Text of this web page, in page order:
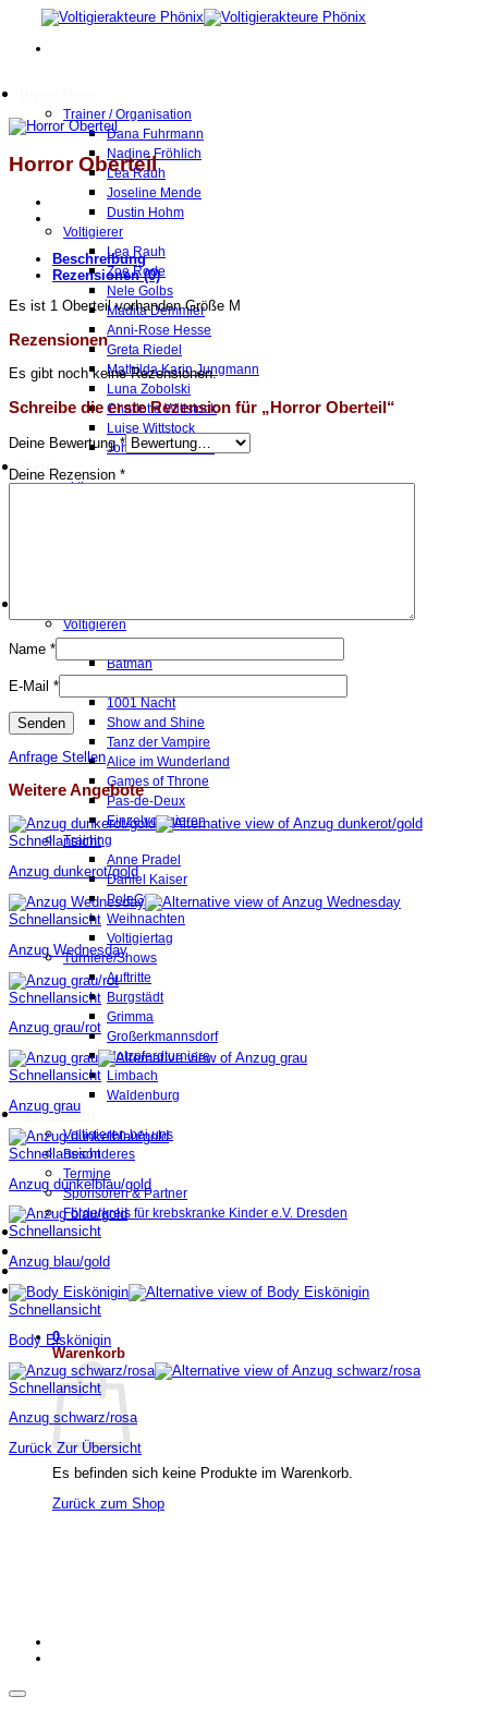
springen
Trainer / Organisation
Dana Fuhrmann
Nadine Fröhlich
Lea Rauh
Joseline Mende
Dustin Hohm
Voltigierer
Lea Rauh
Zoe Rode
Nele Golbs
Madita Demmler
Anni-Rose Hesse
Greta Riedel
Mathilda Karin Jungmann
Luna Zobolski
Charlotte Wittstock
Luise Wittstock
Johanna Hackbeil
Pferde
aktive
Voltigieren
Batman
1001 Nacht
Show and Shine
Tanz der Vampire
Alice im Wunderland
Games of Throne
Pas-de-Deux
Einzelvoltigieren
Training
Anne Pradel
Daniel Kaiser
PoleGym
Weihnachten
Voltigiertag
Turniere/Shows
Auftritte
Burgstädt
Grimma
Großerkmannsdorf
Holzpferdturniere
Limbach
Waldenburg
Wir für euch
Voltigieren bei uns
Besonderes
Termine
Sponsoren & Partner
Förderkreis für krebskranke Kinder e.V. Dresden
für Mitglieder
Impressum
Datenschutz
0
Warenkorb
Es befinden sich keine Produkte im Warenkorb.
Zurück zum Shop
Horror Oberteil
Beschreibung
Rezensionen (0)
Es ist 1 Oberteil vorhanden Größe M
Rezensionen
Es gibt noch keine Rezensionen.
Schreibe die erste Rezension für „Horror Oberteil“
Deine Bewertung*
Deine Rezension *
Name *
E-Mail *
Anfrage Stellen
Weitere Angebote
Schnellansicht
Anzug dunkerot/gold
Schnellansicht
Anzug Wednesday
Schnellansicht
Anzug grau/rot
Schnellansicht
Anzug grau
Schnellansicht
Anzug dunkelblau/gold
Schnellansicht
Anzug blau/gold
Schnellansicht
Body Eiskönigin
Schnellansicht
Anzug schwarz/rosa
Zurück Zur Übersicht